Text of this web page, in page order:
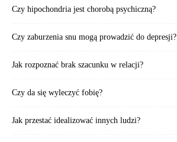
Czy hipochondria jest chorobą psychiczną?
Czy zaburzenia snu mogą prowadzić do depresji?
Jak rozpoznać brak szacunku w relacji?
Czy da się wyleczyć fobię?
Jak przestać idealizować innych ludzi?